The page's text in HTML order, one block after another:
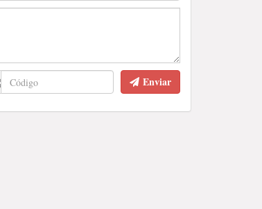
Enviar